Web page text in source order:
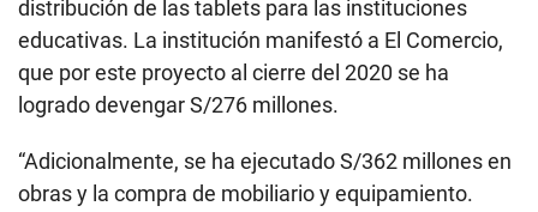
distribución de las tablets para las instituciones
educativas. La institución manifestó a El Comercio,
que por este proyecto al cierre del 2020 se ha
logrado devengar S/276 millones.
“Adicionalmente, se ha ejecutado S/362 millones en
obras y la compra de mobiliario y equipamiento.